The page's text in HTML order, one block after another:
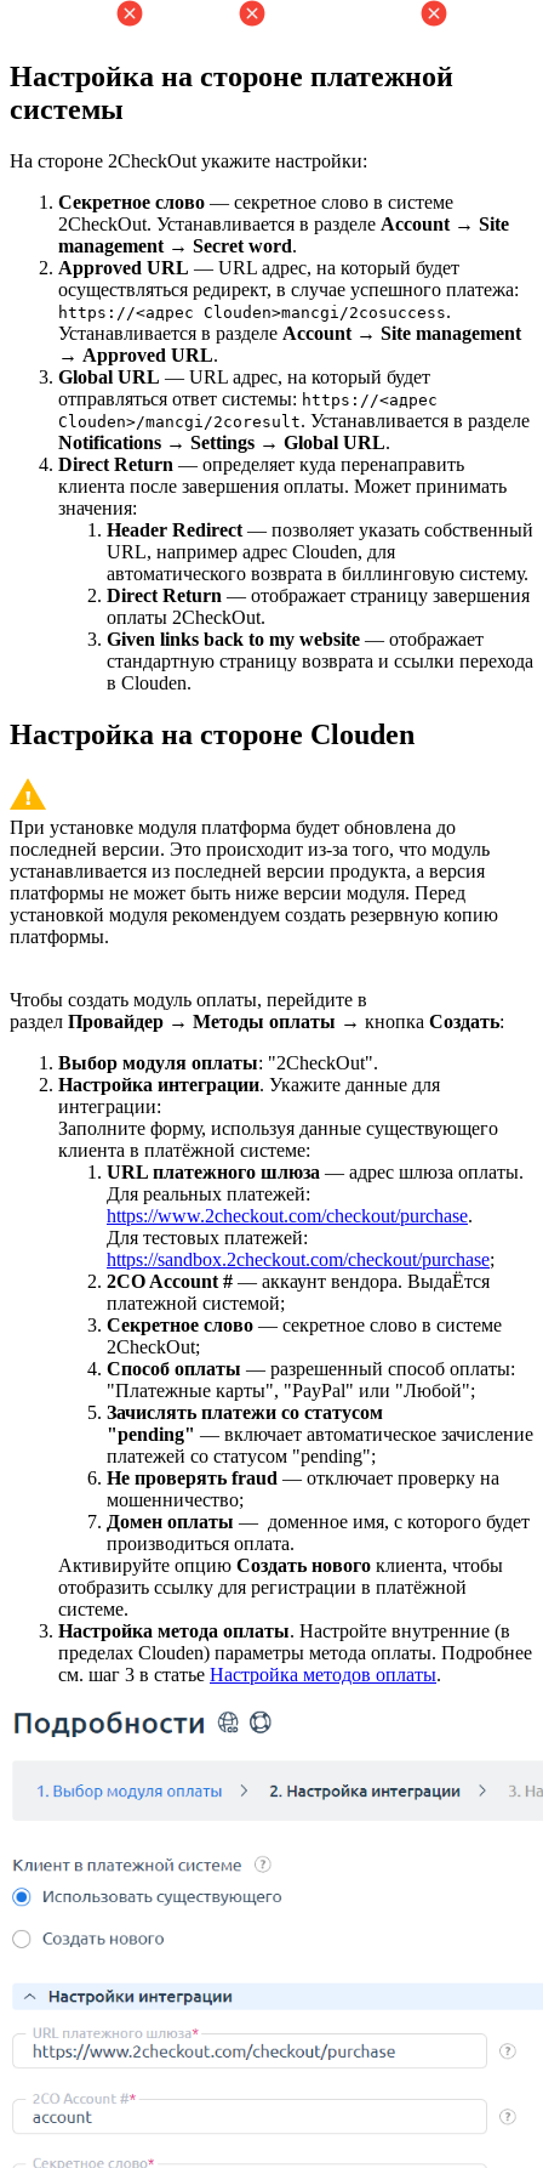
Настройка на стороне платежной
системы
На стороне 2CheckOut укажите настройки:
Секретное слово — секретное слово в системе
2CheckOut. Устанавливается в разделе Account → Site
management → Secret word.
Approved URL — URL адрес, на который будет
осуществляться редирект, в случае успешного платежа:
https://<адрес Clouden>mancgi/2cosuccess.
Устанавливается в разделе Account → Site management
→ Approved URL.
Global URL — URL адрес, на который будет
отправляться ответ системы: https://<адрес
Clouden>/mancgi/2coresult. Устанавливается в разделе
Notifications → Settings → Global URL.
Direct Return — определяет куда перенаправить
клиента после завершения оплаты. Может принимать
значения:
Header Redirect — позволяет указать собственный
URL, например адрес Clouden, для
автоматического возврата в биллинговую систему.
Direct Return — отображает страницу завершения
оплаты 2CheckOut.
Given links back to my website — отображает
стандартную страницу возврата и ссылки перехода
в Clouden.
Настройка на стороне Clouden
При установке модуля платформа будет обновлена до
последней версии. Это происходит из-за того, что модуль
устанавливается из последней версии продукта, а версия
платформы не может быть ниже версии модуля. Перед
установкой модуля рекомендуем создать резервную копию
платформы.
Чтобы создать модуль оплаты, перейдите в
раздел Провайдер → Методы оплаты → кнопка Создать:
Выбор модуля оплаты: "2CheckOut".
Настройка интеграции. Укажите данные для
интеграции:
Заполните форму, используя данные существующего
клиента в платёжной системе:
URL платежного шлюза — адрес шлюза оплаты.
Для реальных платежей:
https://www.2checkout.com/checkout/purchase.
Для тестовых платежей:
https://sandbox.2checkout.com/checkout/purchase;
2CO Account # — аккаунт вендора. ВыдаЁтся
платежной системой;
Секретное слово — секретное слово в системе
2CheckOut;
Способ оплаты — разрешенный способ оплаты:
"Платежные карты", "PayPal" или "Любой";
Зачислять платежи со статусом
"pending" — включает автоматическое зачисление
платежей со статусом "pending";
Не проверять fraud — отключает проверку на
мошенничество;
Домен оплаты — доменное имя, с которого будет
производиться оплата.
Активируйте опцию Создать нового клиента, чтобы
отобразить ссылку для регистрации в платёжной
системе.
Настройка метода оплаты. Настройте внутренние (в
пределах Clouden) параметры метода оплаты. Подробнее
см. шаг 3 в статье Настройка методов оплаты.